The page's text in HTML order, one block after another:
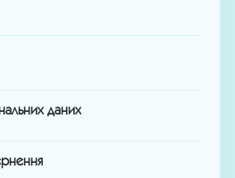
даних